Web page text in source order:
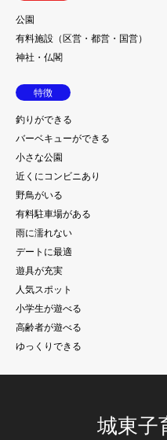
公園
有料施設（区営・都営・国営）
神社・仏閣
特徴
釣りができる
バーベキューができる
小さな公園
近くにコンビニあり
野鳥がいる
有料駐車場がある
雨に濡れない
デートに最適
遊具が充実
人気スポット
小学生が遊べる
高齢者が遊べる
ゆっくりできる
城東子